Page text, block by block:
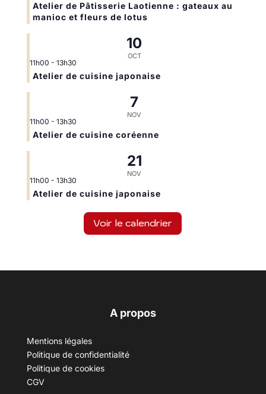
Atelier de Pâtisserie Laotienne : gateaux au
manioc et fleurs de lotus
10
OCT
11h00 - 13h30
Atelier de cuisine japonaise
7
NOV
11h00 - 13h30
Atelier de cuisine coréenne
21
NOV
11h00 - 13h30
Atelier de cuisine japonaise
Voir le calendrier
A propos
Mentions légales
Politique de confidentialité
Politique de cookies
CGV